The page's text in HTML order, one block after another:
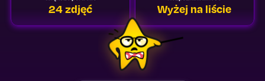
24 zdjęć Wyżej na liście